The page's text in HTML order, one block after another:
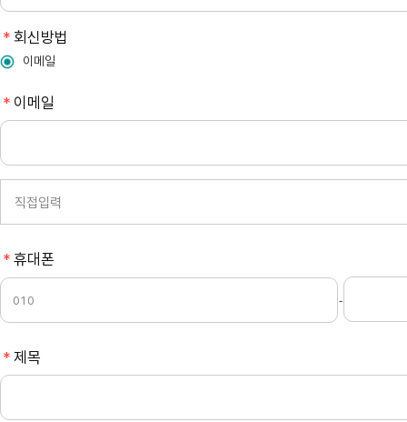
필
수
회신방법
이메일
필
수
이메일
필
수
휴대폰
-
필
수
제목